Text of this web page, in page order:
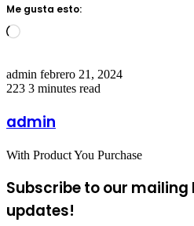
Me gusta esto:
Loading…
admin Send
an
febrero 21, 2024
223 3 minutes read
admin
With Product You Purchase
Subscribe to our
updates!